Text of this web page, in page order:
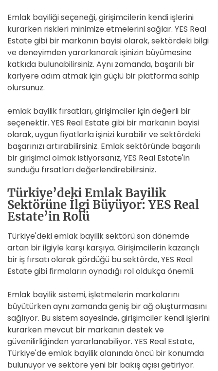
Emlak bayiliği seçeneği, girişimcilerin kendi işlerini
kurarken riskleri minimize etmelerini sağlar. YES Real
Estate gibi bir markanın bayisi olarak, sektördeki bilgi
ve deneyimden yararlanarak işinizin büyümesine
katkıda bulunabilirsiniz. Aynı zamanda, başarılı bir
kariyere adım atmak için güçlü bir platforma sahip
olursunuz.
emlak bayilik fırsatları, girişimciler için değerli bir
seçenektir. YES Real Estate gibi bir markanın bayisi
olarak, uygun fiyatlarla işinizi kurabilir ve sektördeki
başarınızı artırabilirsiniz. Emlak sektöründe başarılı
bir girişimci olmak istiyorsanız, YES Real Estate'in
sunduğu fırsatları değerlendirebilirsiniz.
Türkiye’deki Emlak Bayilik
Sektörüne İlgi Büyüyor: YES Real
Estate’in Rolü
Türkiye'deki emlak bayilik sektörü son dönemde
artan bir ilgiyle karşı karşıya. Girişimcilerin kazançlı
bir iş fırsatı olarak gördüğü bu sektörde, YES Real
Estate gibi firmaların oynadığı rol oldukça önemli.
Emlak bayilik sistemi, işletmelerin markalarını
büyütürken aynı zamanda geniş bir ağ oluşturmasını
sağlıyor. Bu sistem sayesinde, girişimciler kendi işlerini
kurarken mevcut bir markanın destek ve
güvenilirliğinden yararlanabiliyor. YES Real Estate,
Türkiye'de emlak bayilik alanında öncü bir konumda
bulunuyor ve sektöre yeni bir bakış açısı getiriyor.